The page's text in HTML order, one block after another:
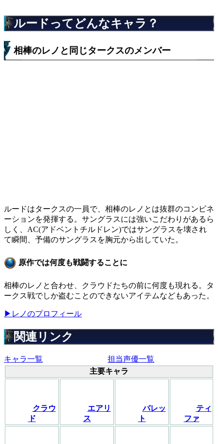
ルードってどんなキャラ？
相棒のレノと同じタークスのメンバー
ルードはタークスの一員で、相棒のレノとは抜群のコンビネ
ーションを発揮する。サングラスには強いこだわりがあるら
しく、AC(アドベントチルドレン)ではサングラスを壊され
て瞬間、予備のサングラスを胸元から出していた。
原作では何度も戦闘することに
相棒のレノと合わせ、クラウドたちの前に何度も現れる。タ
ークス戦でしか盗むことのできないアイテムなどもあった。
▶レノのプロフィール
関連リンク
キャラ一覧
担当声優一覧
主要キャラ
クラウ
ド
エアリ
ス
バレッ
ト
ティ
ファ